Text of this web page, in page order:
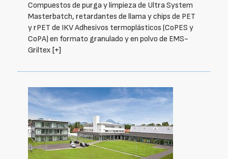
Compuestos de purga y limpieza de Ultra System
Masterbatch, retardantes de llama y chips de PET
y rPET de IKV Adhesivos termoplásticos (CoPES y
CoPA) en formato granulado y en polvo de EMS-
Griltex [+]